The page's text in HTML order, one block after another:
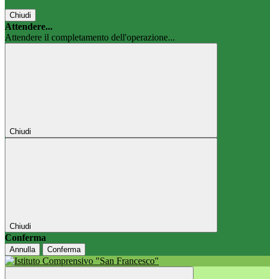
Chiudi
Attendere...
Attendere il completamento dell'operazione...
Chiudi
Chiudi
Conferma
Annulla Conferma